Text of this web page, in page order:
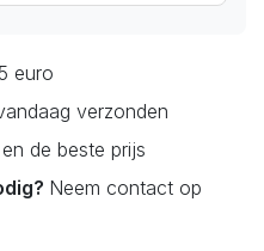
euro
verzonden
de beste prijs
Neem contact op